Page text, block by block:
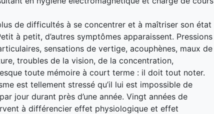
de difficultés à se concentrer et à maîtriser son état
à petit, d’autres symptômes apparaissent. Pressions
sensations de vertige, acouphènes, maux de
troubles de la vision, de la concentration,
toute mémoire à court terme : il doit tout noter.
est tellement stressé qu’il lui est impossible de
jour durant près d’une année. Vingt années de
à différencier effet physiologique et effet